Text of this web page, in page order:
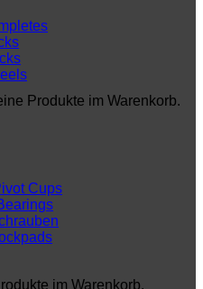
Produkte im Warenkorb.
im Warenkorb.
Cups